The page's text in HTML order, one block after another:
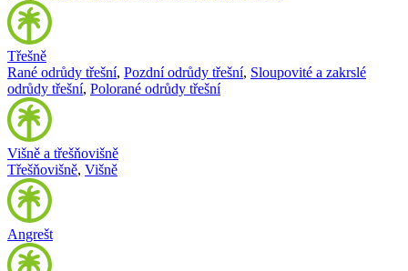
Třešně
Rané odrůdy třešní, Pozdní odrůdy třešní, Sloupovité a zakrslé
odrůdy třešní, Polorané odrůdy třešní
Višně a třešňovišně
Třešňovišně, Višně
Angrešt